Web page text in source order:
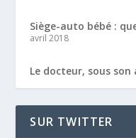
Siège-auto bébé :
avril 2018
Le docteur, sous son
SUR TWITTER